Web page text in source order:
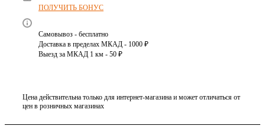
ПОЛУЧИТЬ БОНУС
Самовывоз - бесплатно
Доставка в пределах МКАД - 1000 ₽
Выезд за МКАД 1 км - 50 ₽
Цена действительна только для интернет-магазина и может отличаться от
цен в розничных магазинах